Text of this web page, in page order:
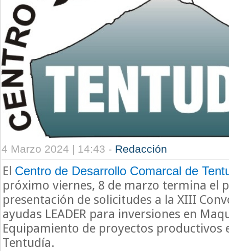
4 Marzo 2024 | 14:43 - Redacción
El Centro de Desarrollo Comarcal de
próximo viernes, 8 de marzo termina el
presentación de solicitudes a la XIII
ayudas LEADER para inversiones en
Equipamiento de proyectos productivos
Tentudía.